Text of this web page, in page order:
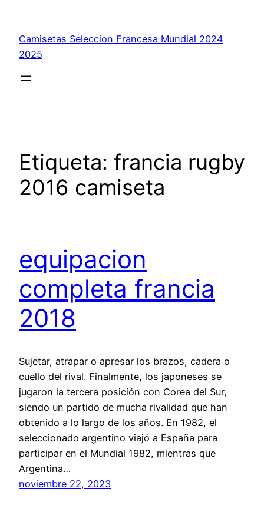
contenido
Camisetas Seleccion Francesa Mundial 2024
2025
Etiqueta: francia rugby
2016 camiseta
equipacion
completa francia
2018
Sujetar, atrapar o apresar los brazos, cadera o
cuello del rival. Finalmente, los japoneses se
jugaron la tercera posición con Corea del Sur,
siendo un partido de mucha rivalidad que han
obtenido a lo largo de los años. En 1982, el
seleccionado argentino viajó a España para
participar en el Mundial 1982, mientras que
Argentina…
noviembre 22, 2023